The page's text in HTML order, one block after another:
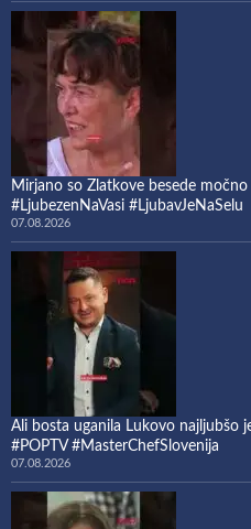
Mirjano so Zlatkove besede močno
#LjubezenNaVasi #LjubavJeNaSelu
07.08.2026
Ali bosta uganila Lukovo najljubšo
#POPTV #MasterChefSlovenija
07.08.2026